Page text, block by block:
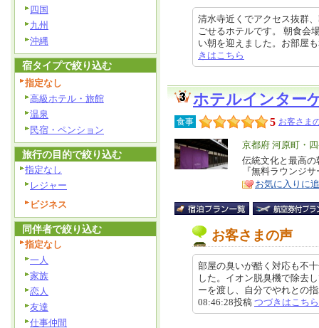
清水寺近くでアクセス抜群
ごせるホテルです。 朝食会
い朝を迎えました。お部屋
きはこちら
ホテルインター
食事 5 お客さま
エ
リ
ア
京都府 河原町・
特
徴
伝統文化と最高
『無料ラウンジ
お気に入りに
お客さまの声
部屋の臭いが酷く対応も不
した。イオン脱臭機で除去
ーを渡し、自分でやれとの
08:46:28投稿 つづきはこちら
四国
九州
沖縄
宿タイプで絞り込む
指定なし
高級ホテル・旅館
温泉
民宿・ペンション
旅行の目的で絞り込む
指定なし
レジャー
ビジネス
同伴者で絞り込む
指定なし
一人
家族
恋人
友達
仕事仲間